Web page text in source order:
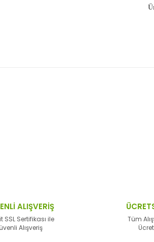
fiyatı diğer sitelerden daha pahalı.
ürüne benzer farklı alternatifler olmalı.
ALIŞVERİŞ
SSL Sertifikası ile
Alışveriş
Tüm